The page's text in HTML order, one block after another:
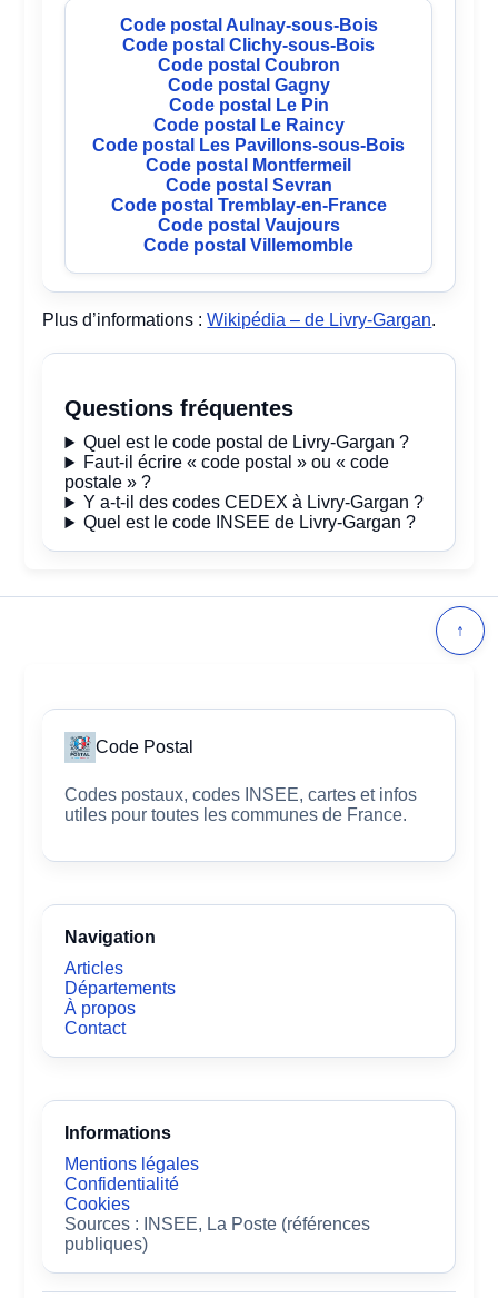
Code postal Aulnay-sous-Bois
Code postal Clichy-sous-Bois
Code postal Coubron
Code postal Gagny
Code postal Le Pin
Code postal Le Raincy
Code postal Les Pavillons-sous-Bois
Code postal Montfermeil
Code postal Sevran
Code postal Tremblay-en-France
Code postal Vaujours
Code postal Villemomble
Plus d’informations :Wikipédia – de Livry-Gargan.
Questions fréquentes
Quel est le code postal de Livry-Gargan ?
Faut-il écrire « code postal » ou « code
postale » ?
Y a-t-il des codes CEDEX à Livry-Gargan ?
Quel est le code INSEE de Livry-Gargan ?
↑
Code Postal
Codes postaux, codes INSEE, cartes et infos
utiles pour toutes les communes de France.
Navigation
Articles
Départements
À propos
Contact
Informations
Mentions légales
Confidentialité
Cookies
Sources : INSEE, La Poste (références
publiques)